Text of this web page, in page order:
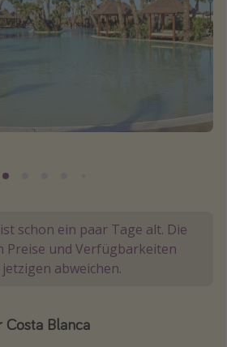
schon ein paar Tage alt. Die
Preise und Verfügbarkeiten
abweichen.
Blanca